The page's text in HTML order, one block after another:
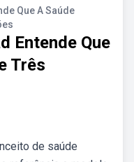
Que A Saúde
Entende Que
Três
de saúde